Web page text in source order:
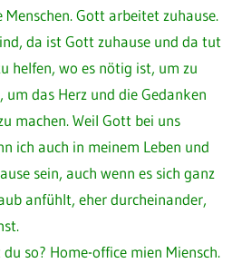
Menschen. Gott arbeitet zuhause.
da ist Gott zuhause und da tut
helfen, wo es nötig ist, um zu
das Herz und die Gedanken
machen. Weil Gott bei uns
ich auch in meinem Leben und
sein, auch wenn es sich ganz
anfühlt, eher durcheinander,
so? Home-office mien Miensch.